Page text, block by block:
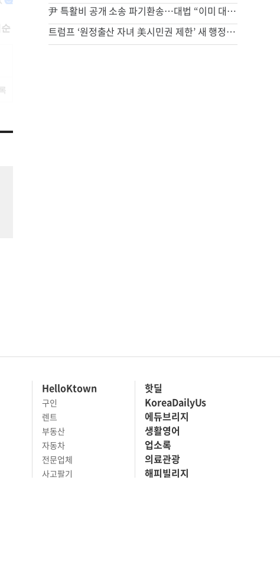
尹 특활비 공개 소송 파기환송…대법 “이미 대통령기록관 이관”
트럼프 ‘원정출산 자녀 美시민권 제한’ 새 행정명령 서명
HelloKtown
구인
렌트
부동산
자동차
핫딜
KoreaDailyUs
에듀브리지
생활영어
업소록